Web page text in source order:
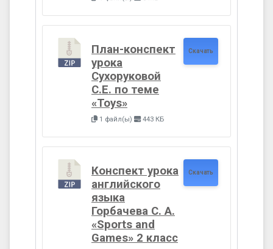
План-конспект
урока
Сухоруковой
С.Е. по теме
«Toys»
1 файл(ы) 443 КБ
Скачать
Конспект урока
английского
языка
Горбачева С. А.
«Sports and
Games» 2 класс
Скачать